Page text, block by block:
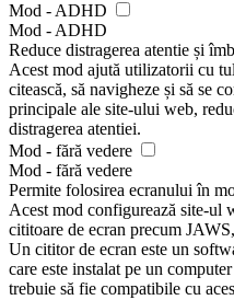
Mod - ADHD
Mod - ADHD
Reduce distragerea atentie și
Acest mod ajută utilizatorii cu
citească, să navigheze și să se
principale ale site-ului web,
distragerea atentiei.
Mod - fără vedere
Mod - fără vedere
Permite folosirea ecranului în
Acest mod configurează site-ul
cititoare de ecran precum
Un cititor de ecran este un
care este instalat pe un
trebuie să fie compatibile cu